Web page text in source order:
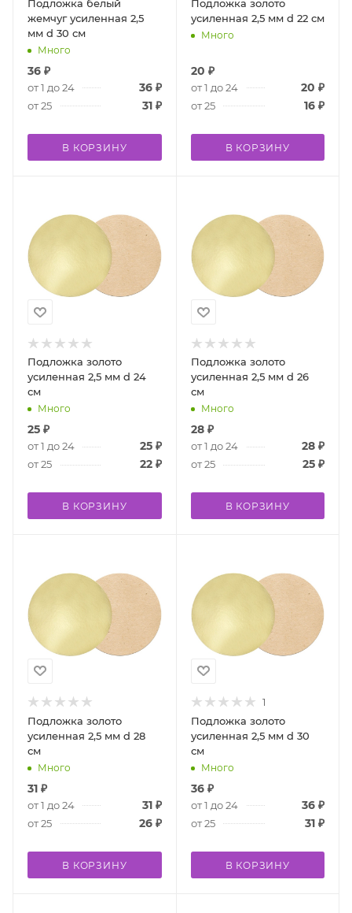
Подложка белый
жемчуг усиленная 2,5
мм d 30 см
Много
36 ₽
от 1 до 24 36₽
от 25 31₽
В КОРЗИНУ
Подложка золото
усиленная 2,5 мм d 22 см
Много
20 ₽
от 1 до 24 20 ₽
от 25 16 ₽
В КОРЗИНУ
Подложка золото
усиленная 2,5 мм d 24
см
Много
25 ₽
от 1 до 24 25₽
от 25 22₽
В КОРЗИНУ
Подложка золото
усиленная 2,5 мм d 26
см
Много
28₽
от 1 до 24 28 ₽
от 25 25 ₽
В КОРЗИНУ
Подложка золото
усиленная 2,5 мм d 28
см
Много
31 ₽
от 1 до 24 31₽
от 25 26₽
В КОРЗИНУ
1
Подложка золото
усиленная 2,5 мм d 30
см
Много
36₽
от 1 до 24 36 ₽
от 25 31 ₽
В КОРЗИНУ